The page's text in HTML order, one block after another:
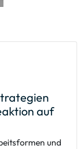
auf
und